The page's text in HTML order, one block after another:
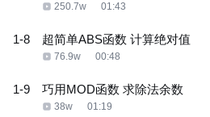
250.7w 01:43
1-8 超简单ABS函数 计算绝对值
76.9w 00:48
1-9 巧用MOD函数 求除法余数
38w 01:19